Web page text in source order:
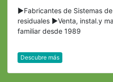
►Fabricantes de Sistemas
residuales ►Venta, instal.y
familiar desde 1989
Descubre más